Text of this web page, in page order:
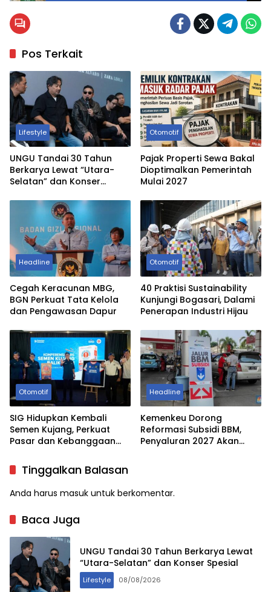
Pos Terkait
Lifestyle
UNGU Tandai 30 Tahun
Berkarya Lewat “Utara-
Selatan” dan Konser
Otomotif
Pajak Properti Sewa Bakal
Dioptimalkan Pemerintah
Mulai 2027
Headline
Cegah Keracunan MBG,
BGN Perkuat Tata Kelola
dan Pengawasan Dapur
Otomotif
40 Praktisi Sustainability
Kunjungi Bogasari, Dalami
Penerapan Industri Hijau
Otomotif
SIG Hidupkan Kembali
Semen Kujang, Perkuat
Pasar dan Kebanggaan
Headline
Kemenkeu Dorong
Reformasi Subsidi BBM,
Penyaluran 2027 Akan
Tinggalkan Balasan
Anda harus masuk untuk berkomentar.
Baca Juga
UNGU Tandai 30 Tahun Berkarya Lewat
“Utara-Selatan” dan Konser Spesial
Lifestyle 08/08/2026